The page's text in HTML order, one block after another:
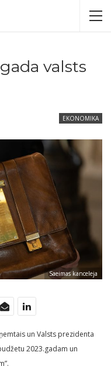
valsts
EKONOMIKA
Saeimas kanceleja
un Valsts prezidenta
2023.gadam un